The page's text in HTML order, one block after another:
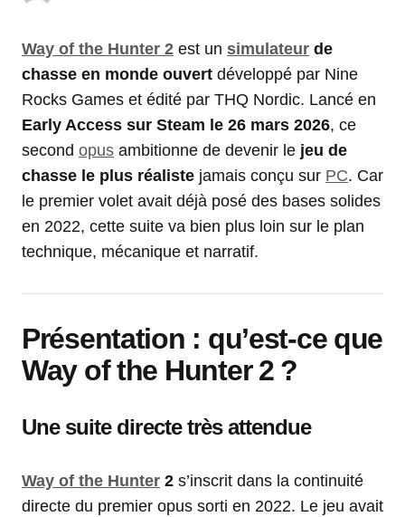
Way of the Hunter 2 est un simulateur de
chasse en monde ouvert développé par Nine
Rocks Games et édité par THQ Nordic. Lancé en
Early Access sur Steam le 26 mars 2026, ce
second opus ambitionne de devenir le jeu de
chasse le plus réaliste jamais conçu sur PC. Car
le premier volet avait déjà posé des bases solides
en 2022, cette suite va bien plus loin sur le plan
technique, mécanique et narratif.
Présentation : qu’est-ce que
Way of the Hunter 2 ?
Une suite directe très attendue
Way of the Hunter 2 s’inscrit dans la continuité
directe du premier opus sorti en 2022. Le jeu avait